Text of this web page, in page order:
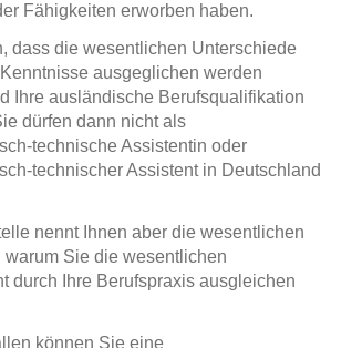
Fähigkeiten erworben haben.
dass die wesentlichen Unterschiede
ausgeglichen werden
Ihre ausländische Berufsqualifikation
dürfen dann nicht als
technische Assistentin oder
technischer Assistent in Deutschland
nennt Ihnen aber die wesentlichen
warum Sie die wesentlichen
durch Ihre Berufspraxis ausgleichen
können Sie eine